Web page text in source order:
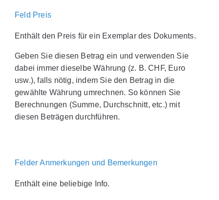
Feld Preis
Enthält den Preis für ein Exemplar des Dokuments.
Geben Sie diesen Betrag ein und verwenden Sie
dabei immer dieselbe Währung (z. B. CHF, Euro
usw.), falls nötig, indem Sie den Betrag in die
gewählte Währung umrechnen. So können Sie
Berechnungen (Summe, Durchschnitt, etc.) mit
diesen Beträgen durchführen.
Felder Anmerkungen und Bemerkungen
Enthält eine beliebige Info.